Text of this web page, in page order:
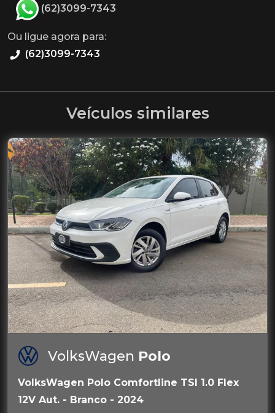
(62)3099-7343
Ou ligue agora para:
(62)3099-7343
Veículos similares
VolksWagen Polo
VolksWagen Polo Comfortline TSI 1.0 Flex
12V Aut. - Branco - 2024